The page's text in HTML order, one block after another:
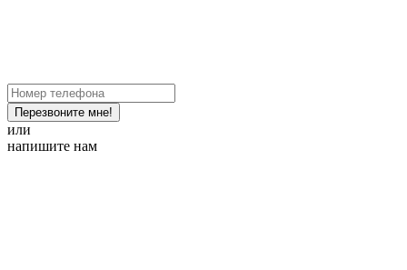
Перезвоните мне!
или
напишите нам